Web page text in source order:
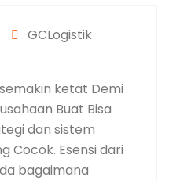
GCLogistik
ketat Demi
Buat Bisa
dan sistem
Cocok. Esensi dari
bagaimana